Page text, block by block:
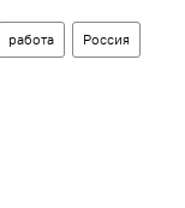
работа Россия